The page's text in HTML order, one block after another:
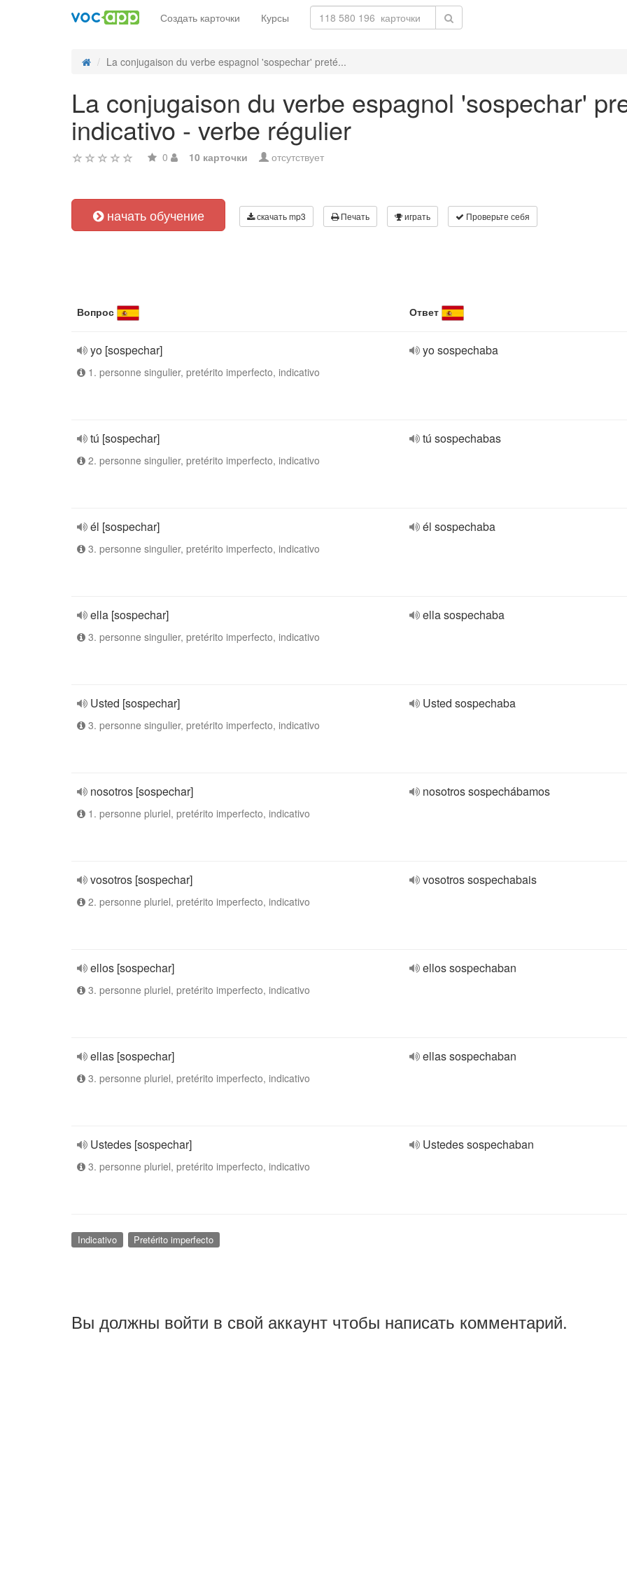
Создать карточки Курсы
La conjugaison du verbe espagnol 'sospechar' preté...
La conjugaison du verbe espagnol 'sospechar'
indicativo - verbe régulier
0 10 карточки отсутствует
начать обучение скачать mp3 Печать играть Проверьте себя
Вопрос Ответ
yo [sospechar]
1. personne singulier, pretérito imperfecto, indicativo
yo sospechaba
tú [sospechar]
2. personne singulier, pretérito imperfecto, indicativo
tú sospechabas
él [sospechar]
3. personne singulier, pretérito imperfecto, indicativo
él sospechaba
ella [sospechar]
3. personne singulier, pretérito imperfecto, indicativo
ella sospechaba
Usted [sospechar]
3. personne singulier, pretérito imperfecto, indicativo
Usted sospechaba
nosotros [sospechar]
1. personne pluriel, pretérito imperfecto, indicativo
nosotros sospechábamos
vosotros [sospechar]
2. personne pluriel, pretérito imperfecto, indicativo
vosotros sospechabais
ellos [sospechar]
3. personne pluriel, pretérito imperfecto, indicativo
ellos sospechaban
ellas [sospechar]
3. personne pluriel, pretérito imperfecto, indicativo
ellas sospechaban
Ustedes [sospechar]
3. personne pluriel, pretérito imperfecto, indicativo
Ustedes sospechaban
Indicativo Pretérito imperfecto
Вы должны войти в свой аккаунт чтобы написать комментарий.